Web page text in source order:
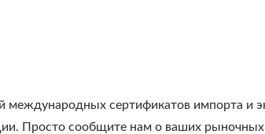
международных сертификатов импорта и
Просто сообщите нам о ваших
Стальной Стенд